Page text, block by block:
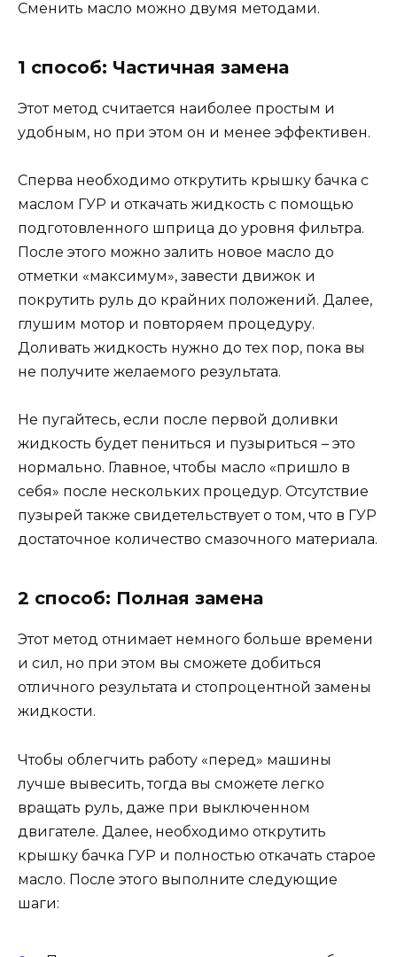
Сменить масло можно двумя методами.
1 способ: Частичная замена
Этот метод считается наиболее простым и
удобным, но при этом он и менее эффективен.
Сперва необходимо открутить крышку бачка с
маслом ГУР и откачать жидкость с помощью
подготовленного шприца до уровня фильтра.
После этого можно залить новое масло до
отметки «максимум», завести движок и
покрутить руль до крайних положений. Далее,
глушим мотор и повторяем процедуру.
Доливать жидкость нужно до тех пор, пока вы
не получите желаемого результата.
Не пугайтесь, если после первой доливки
жидкость будет пениться и пузыриться – это
нормально. Главное, чтобы масло «пришло в
себя» после нескольких процедур. Отсутствие
пузырей также свидетельствует о том, что в ГУР
достаточное количество смазочного материала.
2 способ: Полная замена
Этот метод отнимает немного больше времени
и сил, но при этом вы сможете добиться
отличного результата и стопроцентной замены
жидкости.
Чтобы облегчить работу «перед» машины
лучше вывесить, тогда вы сможете легко
вращать руль, даже при выключенном
двигателе. Далее, необходимо открутить
крышку бачка ГУР и полностью откачать старое
масло. После этого выполните следующие
шаги: